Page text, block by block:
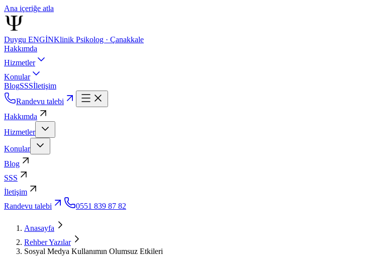
Ana içeriğe atla
Duygu ENGİNKlinik Psikolog · Çanakkale
Hakkımda
Hizmetler
Konular
BlogSSSİletişim
Randevu talebi
Hakkımda
Hizmetler
Konular
Blog
SSS
İletişim
Randevu talebi
0551 839 87 82
Anasayfa
Rehber Yazılar
Sosyal Medya Kullanımın Olumsuz Etkileri